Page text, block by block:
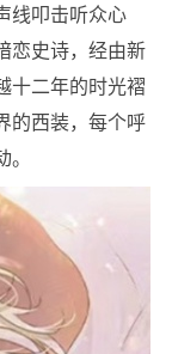
线叩击听众心
恋史诗，经由新
十二年的时光褶
的西装，每个呼